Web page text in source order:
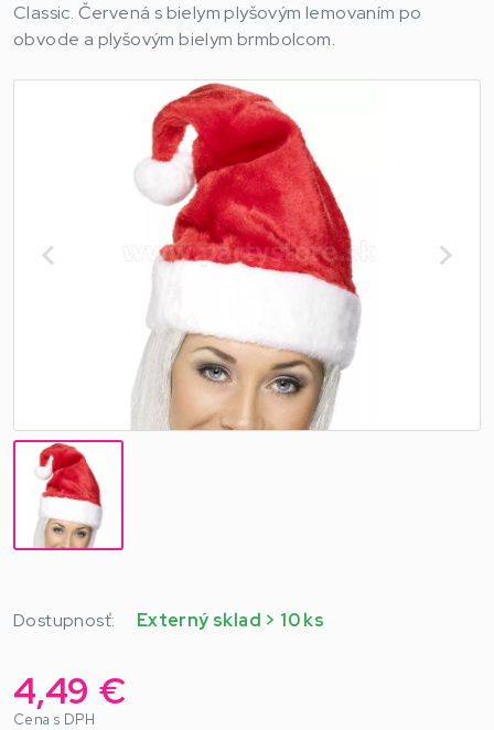
Classic. Červená s bielym plyšovým lemovaním po
obvode a plyšovým bielym brmbolcom.
Dostupnosť: Externý sklad > 10 ks
4,49 €
Cena s DPH